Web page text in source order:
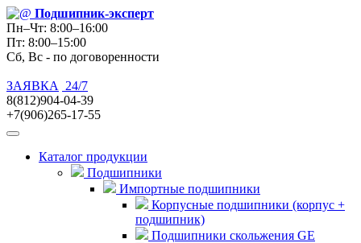
Подшипник-эксперт
Пн–Чт: 8:00–16:00
Пт: 8:00–15:00
Сб, Вс - по договоренности
ЗАЯВКА
24/7
8(812)904-04-39
+7(906)265-17-55
Каталог продукции
Подшипники
Импортные подшипники
Корпусные подшипники (корпус +
подшипник)
Подшипники скольжения GE